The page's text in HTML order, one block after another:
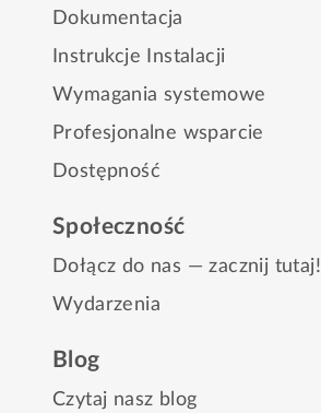
Dokumentacja
Instrukcje Instalacji
Wymagania systemowe
Profesjonalne wsparcie
Dostępność
Społeczność
Dołącz do nas — zacznij tutaj!
Wydarzenia
Blog
Czytaj nasz blog